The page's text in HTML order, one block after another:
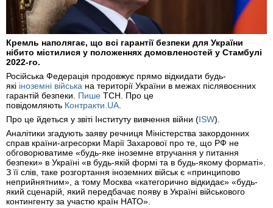
Кремль наполягає, що всі гарантії безпеки для України
нібито містилися у положеннях домовленостей у Стамбулі
2022-го.
Російська Федерація продовжує прямо відкидати будь-
які іноземні війська на території України в межах післявоєнних
гарантій безпеки. Пише ТСН. Про це
повідомляють Контракти.UA.
Про це йдеться у звіті Інституту вивчення війни (ISW).
Аналітики згадують заяву речниця Міністерства закордонних
справ країни-агресорки Марії Захарової про те, що РФ не
обговорюватиме «будь-яке іноземне втручання у питання
безпеки» в Україні «в будь-якій формі та в будь-якому форматі».
З її слів, таке розгортання іноземних військ є «принципово
неприйнятним», а тому Москва «категорично відкидає» «будь-
який сценарій, який передбачає появу в Україні військового
контингенту за участю країн НАТО».